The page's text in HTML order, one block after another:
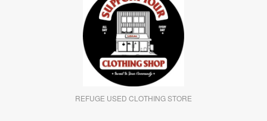
REFUGE USED CLOTHING STORE